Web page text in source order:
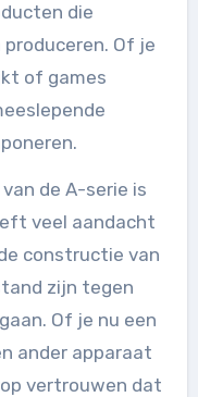
die
Of je
of games
de A-serie is
veel aandacht
constructie van
zijn tegen
Of je nu een
ander apparaat
vertrouwen dat